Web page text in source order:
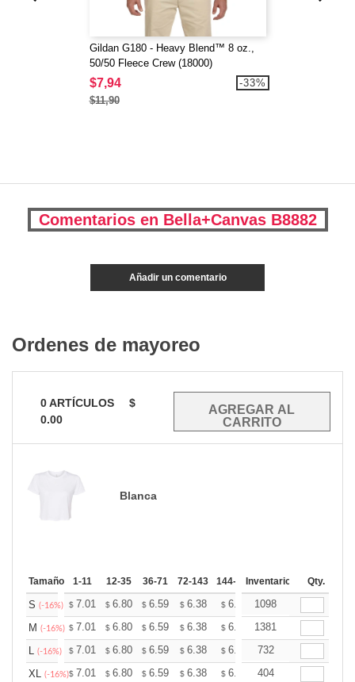
Gildan G180 - Heavy Blend™ 8 oz.,
50/50 Fleece Crew (18000)
$7,94
$11,90
-33%
Comentarios en Bella+Canvas B8882
Añadir un comentario
Ordenes de mayoreo
0ARTÍCULOS
$
0.00
Blanca
Tamaño 1-11 12-35 36-71 72-143 144-287 288 + Mas
Inventario Qty.
S (-16%) $ 7.01 $ 6.80 $ 6.59 $ 6.38 $ 6.18 $6.07
1098
M (-16%) $ 7.01 $ 6.80 $ 6.59 $ 6.38 $ 6.18 $6.07
1381
L (-16%) $ 7.01 $ 6.80 $ 6.59 $ 6.38 $ 6.18 $6.07
732
XL (-16%)$ 7.01 $ 6.80 $ 6.59 $ 6.38 $ 6.18 $6.07
404